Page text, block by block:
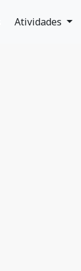
Atividades